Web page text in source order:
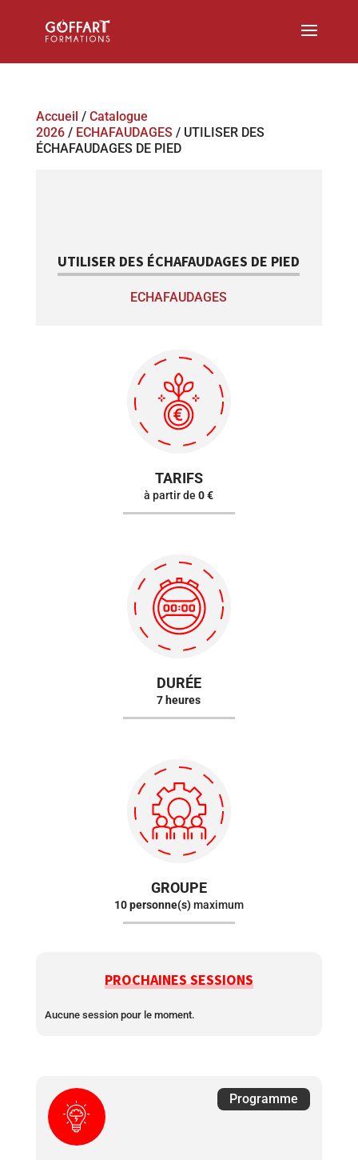
Accueil / Catalogue
2026/ ECHAFAUDAGES / UTILISER DES
ÉCHAFAUDAGES DE PIED
UTILISER DES ÉCHAFAUDAGES DE PIED
ECHAFAUDAGES
TARIFS
à partir de0 €
DURÉE
7 heures
GROUPE
10 personne(s)maximum
PROCHAINES SESSIONS
Aucune session pour le moment.
Programme